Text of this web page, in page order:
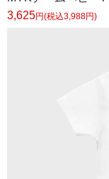
3,625円(税込3,988円)